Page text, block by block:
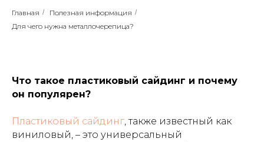
Главная / Полезная информация /
Для чего нужна металлочерепица?
Что такое пластиковый сайдинг и почему
он популярен?
Пластиковый сайдинг, также известный как
виниловый, – это универсальный